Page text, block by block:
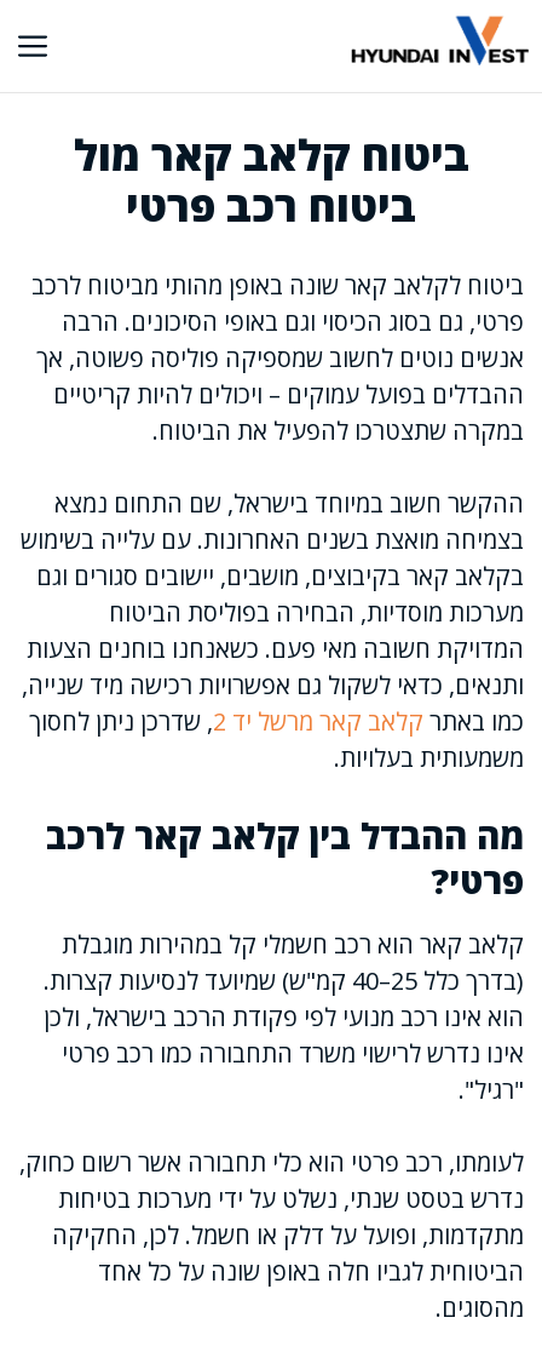
לדלג
לתוכן
ביטוח קלאב קאר מול
ביטוח רכב פרטי
ביטוח לקלאב קאר שונה באופן מהותי מביטוח לרכב
פרטי, גם בסוג הכיסוי וגם באופי הסיכונים. הרבה
אנשים נוטים לחשוב שמספיקה פוליסה פשוטה, אך
ההבדלים בפועל עמוקים – ויכולים להיות קריטיים
במקרה שתצטרכו להפעיל את הביטוח.
ההקשר חשוב במיוחד בישראל, שם התחום נמצא
בצמיחה מואצת בשנים האחרונות. עם עלייה בשימוש
בקלאב קאר בקיבוצים, מושבים, יישובים סגורים וגם
מערכות מוסדיות, הבחירה בפוליסת הביטוח
המדויקת חשובה מאי פעם. כשאנחנו בוחנים הצעות
ותנאים, כדאי לשקול גם אפשרויות רכישה מיד שנייה,
כמו באתר קלאב קאר מרשל יד 2
, שדרכן ניתן לחסוך
משמעותית בעלויות.
מה ההבדל בין קלאב קאר לרכב
פרטי?
קלאב קאר הוא רכב חשמלי קל במהירות מוגבלת
(בדרך כלל 25–40 קמ"ש) שמיועד לנסיעות קצרות.
הוא אינו רכב מנועי לפי פקודת הרכב בישראל, ולכן
אינו נדרש לרישוי משרד התחבורה כמו רכב פרטי
"רגיל".
לעומתו, רכב פרטי הוא כלי תחבורה אשר רשום כחוק,
נדרש בטסט שנתי, נשלט על ידי מערכות בטיחות
מתקדמות, ופועל על דלק או חשמל. לכן, החקיקה
הביטוחית לגביו חלה באופן שונה על כל אחד
מהסוגים.